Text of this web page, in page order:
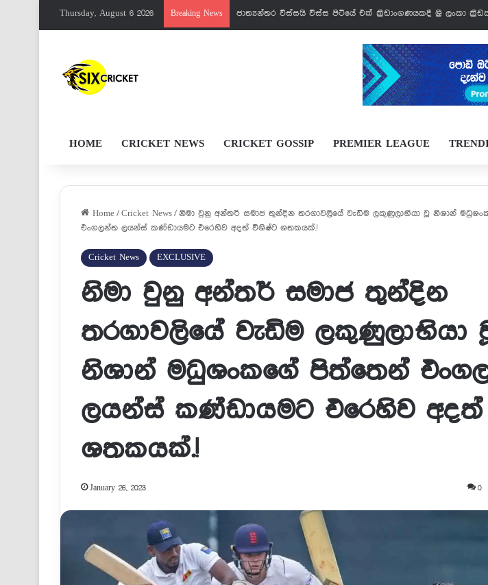
Thursday, August 6 2026 Breaking News පැතුම්ට මරු වැඩක් වෙන්නයි යන්නේ
HOME CRICKET NEWS CRICKET GOSSIP PREMIER LEAGUE
Home / Cricket News / නිමා වුනු අන්තර් සමාජ තුන්දින තරගාවලියේ වැඩිම ලකුණුලාභියා වූ නිශාන්
එංගලන්ත ලයන්ස් කණ්ඩායමට එරෙහිව අදත් විශිෂ්ට ශතකයක්.!
Cricket News EXCLUSIVE
නිමා වුනු අන්තර් සමාජ තුන්දින
තරගාවලියේ වැඩිම ලකුණුලාභියා
නිශාන් මධුශංකගේ පිත්තෙන්
ලයන්ස් කණ්ඩායමට එරෙහිව
ශතකයක්.!
January 26, 2023 0